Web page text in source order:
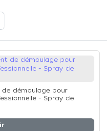
de démoulage pour
- Spray de